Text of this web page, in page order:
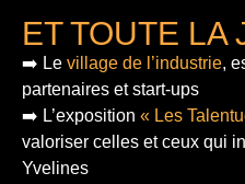
ET TOUTE LA
➡️ Le village de l’industrie,
partenaires et start-ups
➡️ L’exposition « Les
valoriser celles et ceux qui
Yvelines